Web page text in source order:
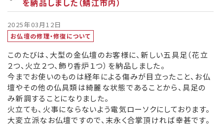
を納品しました（鯖江市内）
2025年03月12日
お仏壇の修理・修復について
このたびは、大型の金仏壇のお客様に、新しい五具足（花立
２つ、火立２つ、飾り香炉１つ）を納品しました。
今までお使いのものは経年による傷みが目立ったこと、お仏
壇やその他の仏具類は綺麗な状態であることから、具足の
み新調することになりました。
火立ても、火事にならないよう電気ローソクにしております。
大変立派なお仏壇ですので、末永く合掌頂ければ幸甚です。